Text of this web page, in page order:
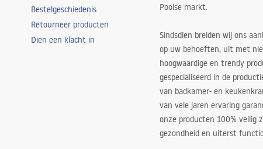
Bestelgeschiedenis
Retourneer producten
Dien een klacht in
Poolse markt.
Sindsdien breiden wij ons
op uw behoeften, uit met
hoogwaardige en trendy
gespecialiseerd in de
van badkamer- en
van vele jaren ervaring
onze producten 100% veilig
gezondheid en uiterst